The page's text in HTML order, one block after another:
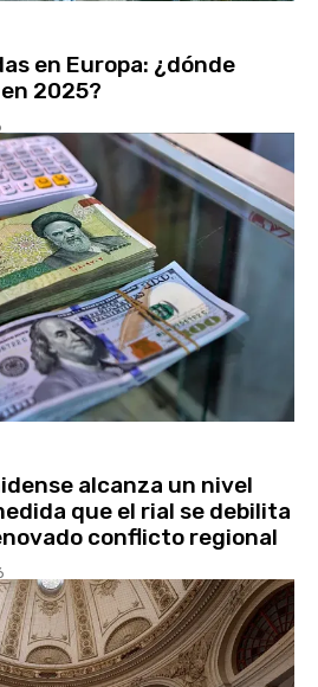
en Europa: ¿dónde
2025?
alcanza un nivel
que el rial se debilita
conflicto regional